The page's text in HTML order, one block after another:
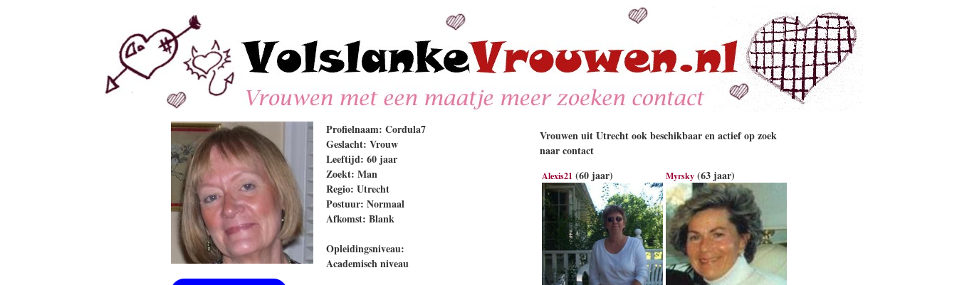
Profielnaam: Cordula7
Geslacht: Vrouw
Leeftijd: 60 jaar
Zoekt: Man
Regio: Utrecht
Postuur: Normaal
Afkomst: Blank
Opleidingsniveau:
Academisch niveau
Vrouwen uit Utrecht ook beschikbaar en actief op zoek
naar contact
Alexis21 (60 jaar) Myrsky(63 jaar)